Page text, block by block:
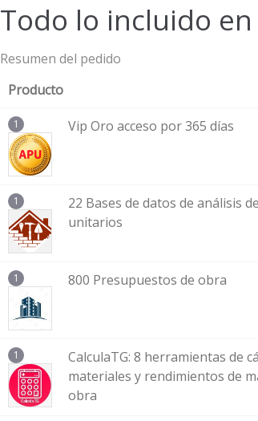
Todo lo incluido
Resumen del pedido
Producto
1
Vip Oro acceso por 365 días
1
22 Bases de datos de análisis
unitarios
1
800 Presupuestos de obra
1
CalculaTG: 8 herramientas de
materiales y rendimientos de
obra